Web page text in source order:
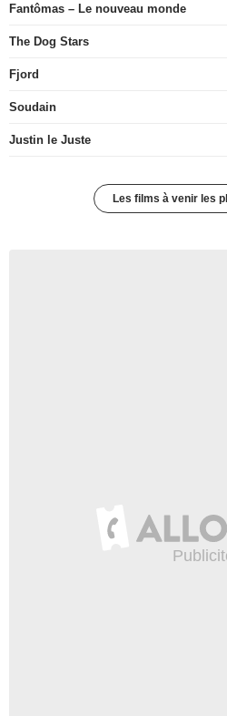
Fantômas – Le nouveau monde
The Dog Stars
Fjord
Soudain
Justin le Juste
Les films à venir les